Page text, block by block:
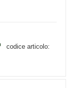
codice articolo: